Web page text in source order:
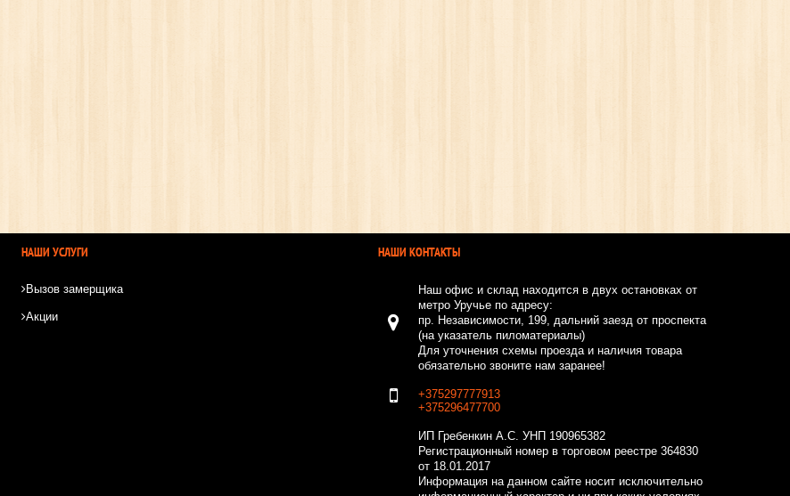
НАШИ УСЛУГИ
Вызов замерщика
Акции
НАШИ КОНТАКТЫ
Наш офис и склад находится в двух остановках от
метро Уручье по адресу:
пр. Независимости, 199, дальний заезд от проспекта
(на указатель пиломатериалы)
Для уточнения схемы проезда и наличия товара
обязательно звоните нам заранее!
+375297777913
+375296477700
ИП Гребенкин А.С. УНП 190965382
Регистрационный номер в торговом реестре 364830
от 18.01.2017
Информация на данном сайте носит исключительно